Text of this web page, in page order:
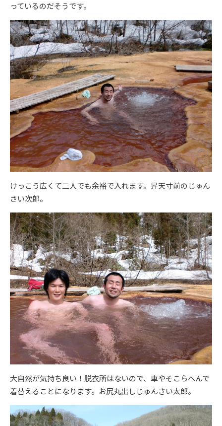
っているのだそうです。
けっこう広くて二人でも余裕で入れます。昇天寸前のじゅん
さい次郎。
大自然が気持ち良い！脱衣所はないので、車やそこらへんで
着替えることになります。お尻丸出しじゅんさい太郎。